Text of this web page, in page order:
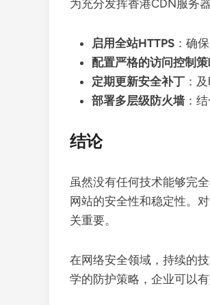
为充分发挥香港CDN服务
启用全站HTTPS ：确
配置严格的访问控制
定期更新安全补丁 ：
部署多层级防火墙：结
结论
虽然没有任何技术能够完
网站的安全性和稳定性。
关重要。
在网络安全领域，持续的
学的防护策略，企业可以